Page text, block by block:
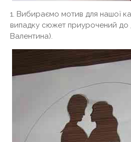
1. Вибираємо мотив для нашої
випадку сюжет приурочений до
Валентина).